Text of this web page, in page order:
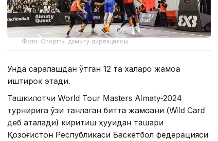
Фото: Спортты дамыту дирекциясы
Унда саралашдан ўтган 12 та халқаро жамоа
иштирок этади.
Ташкилотчи World Tour Masters Almaty-2024
турнирига ўзи танлаган битта жамоани (Wild Card
деб аталади) киритиш ҳуқуқидан ташқари
Қозоғистон Республикаси Баскетбол федерацияси